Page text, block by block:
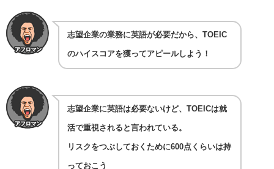
志望企業の業務に英語が必要だから、TOEIC
のハイスコアを獲ってアピールしよう！
志望企業に英語は必要ないけど、TOEICは就
活で重視されると言われている。
リスクをつぶしておくために600点くらいは持
っておこう